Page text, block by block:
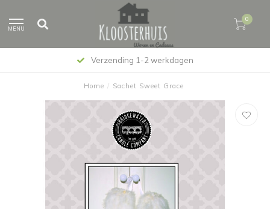
MENU
0
Verzending 1-2 werkdagen
Home / Sachet Sweet Grace